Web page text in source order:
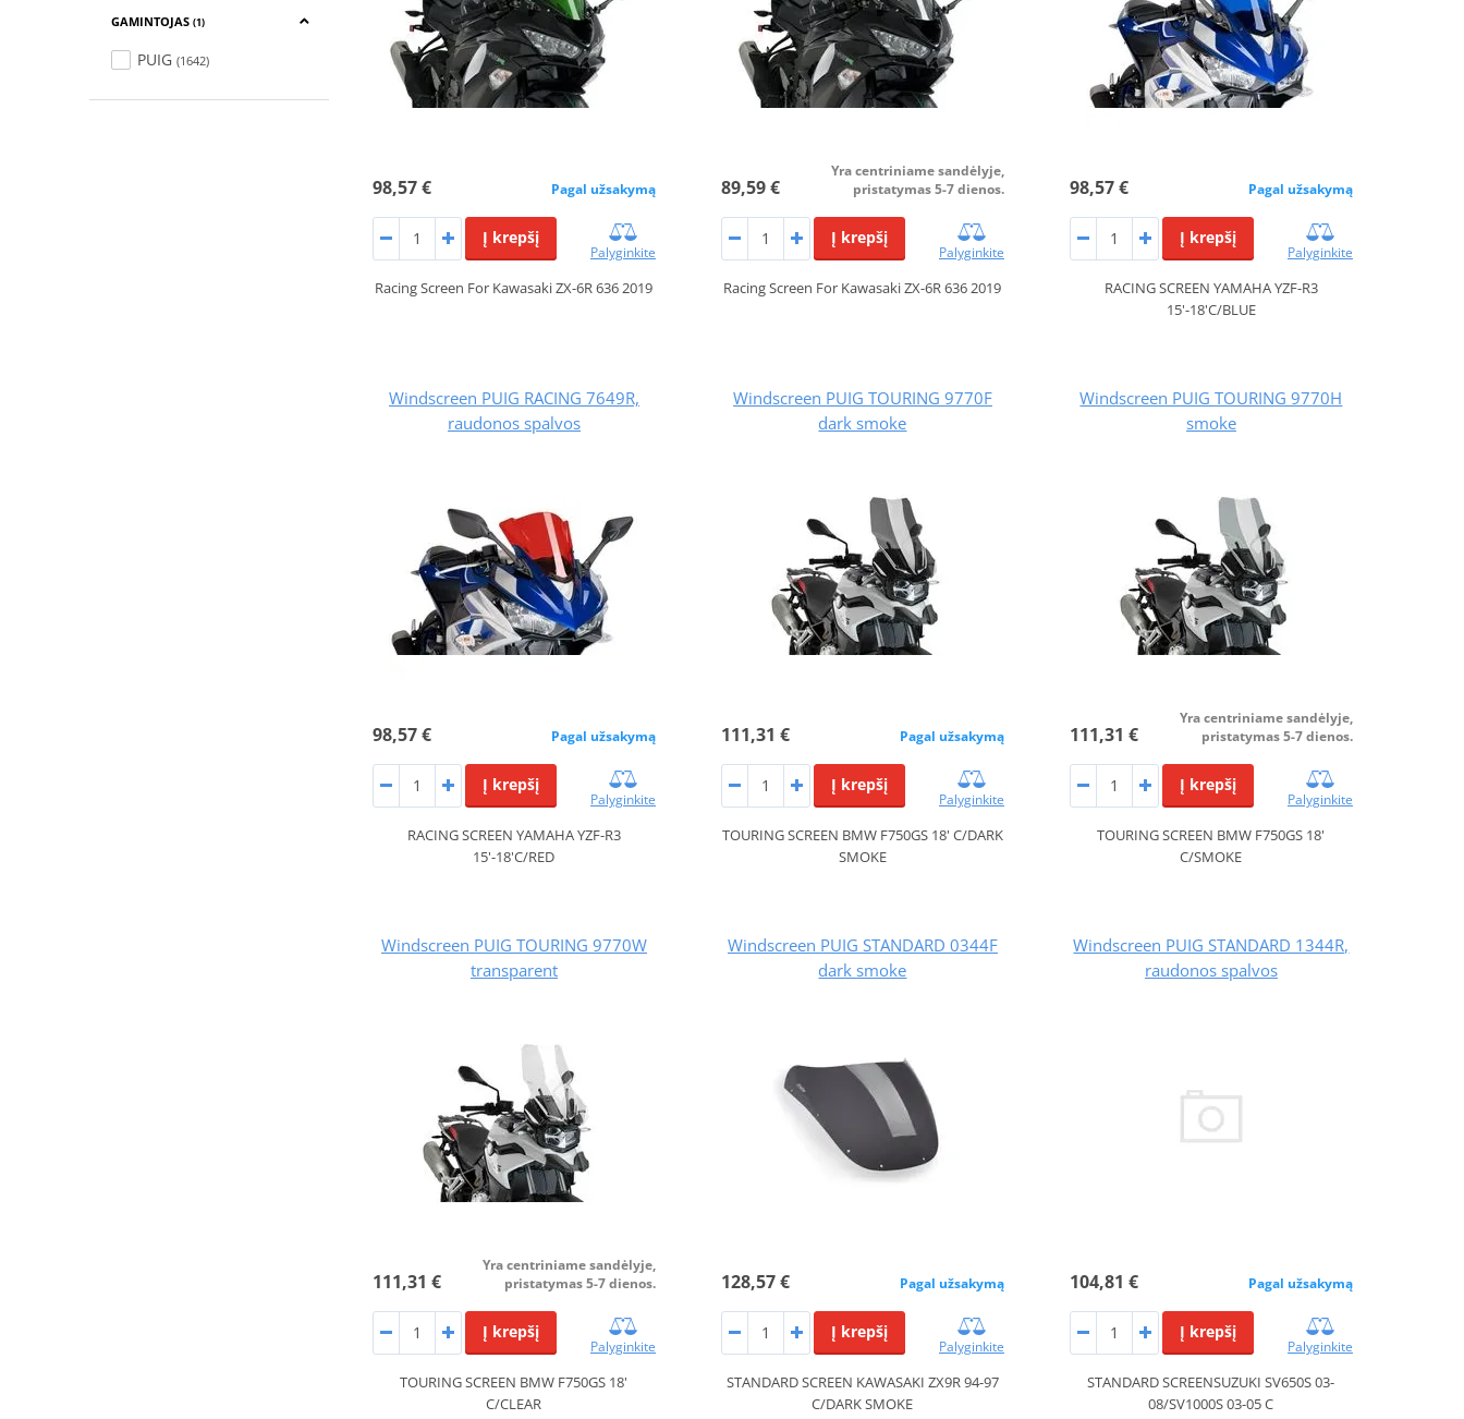
GAMINTOJAS (1)
PUIG (1642)
98,57 € Pagal užsakymą
Į krepšį
Palyginkite
Racing Screen For Kawasaki ZX-6R 636 2019
89,59 €
Yra centriniame sandėlyje,
pristatymas 5-7 dienos.
Į krepšį
Palyginkite
Racing Screen For Kawasaki ZX-6R 636 2019
98,57 € Pagal užsakymą
Į krepšį
Palyginkite
RACING SCREEN YAMAHA YZF-R3
15'-18'C/BLUE
Windscreen PUIG RACING 7649R,
raudonos spalvos
98,57 € Pagal užsakymą
Į krepšį
Palyginkite
RACING SCREEN YAMAHA YZF-R3
15'-18'C/RED
Windscreen PUIG TOURING 9770F
dark smoke
111,31 € Pagal užsakymą
Į krepšį
Palyginkite
TOURING SCREEN BMW F750GS 18' C/DARK
SMOKE
Windscreen PUIG TOURING 9770H
smoke
111,31 €
Yra centriniame sandėlyje,
pristatymas 5-7 dienos.
Į krepšį
Palyginkite
TOURING SCREEN BMW F750GS 18'
C/SMOKE
Windscreen PUIG TOURING 9770W
transparent
111,31 €
Yra centriniame sandėlyje,
pristatymas 5-7 dienos.
Į krepšį
Palyginkite
TOURING SCREEN BMW F750GS 18'
C/CLEAR
Windscreen PUIG STANDARD 0344F
dark smoke
128,57 € Pagal užsakymą
Į krepšį
Palyginkite
STANDARD SCREEN KAWASAKI ZX9R 94-97
C/DARK SMOKE
Windscreen PUIG STANDARD 1344R,
raudonos spalvos
104,81 € Pagal užsakymą
Į krepšį
Palyginkite
STANDARD SCREENSUZUKI SV650S 03-
08/SV1000S 03-05 C